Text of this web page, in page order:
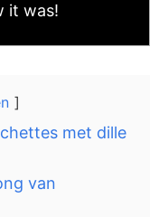
it was!
met dille
van